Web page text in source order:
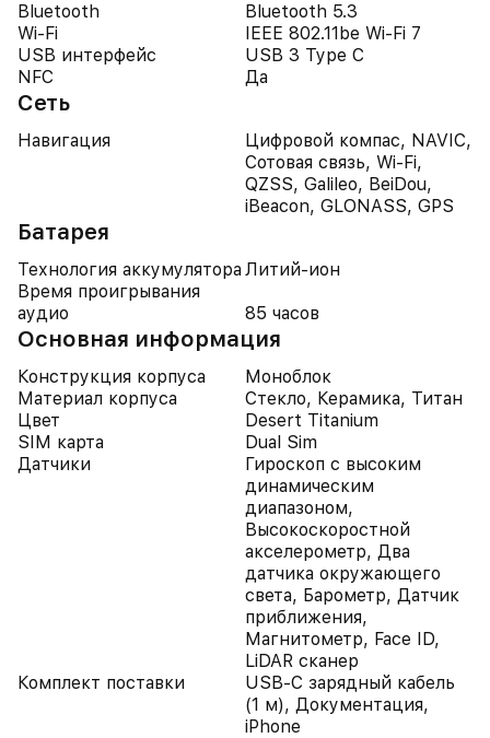
Bluetooth
Bluetooth 5.3
Wi-Fi
IEEE 802.11be Wi-Fi 7
USB интерфейс
USB 3 Type C
NFC
Да
Сеть
Навигация
Цифровой компас, NAVIC,
Сотовая связь, Wi-Fi,
QZSS, Galileo, BeiDou,
iBeacon, GLONASS, GPS
Батарея
Технология аккумулятора Литий-ион
Время проигрывания
аудио
85 часов
Основная информация
Конструкция корпуса
Моноблок
Материал корпуса
Стекло, Керамика, Титан
Цвет
Desert Titanium
SIM карта
Dual Sim
Датчики
Гироскоп с высоким
динамическим
диапазоном,
Высокоскоростной
акселерометр, Два
датчика окружающего
света, Барометр, Датчик
приближения,
Магнитометр, Face ID,
LiDAR сканер
Комплект поставки
USB-C зарядный кабель
(1 м), Документация,
iPhone